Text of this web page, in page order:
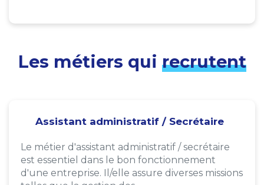
Les métiers qui recrutent
Assistant administratif / Secrétaire
Le métier d'assistant administratif / secrétaire
est essentiel dans le bon fonctionnement
d'une entreprise. Il/elle assure diverses missions